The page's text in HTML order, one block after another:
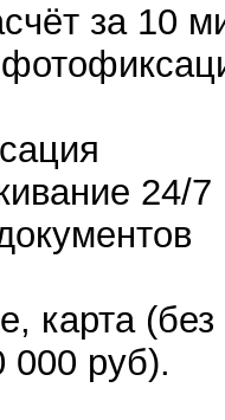
за 10
24/7
карта
000 руб).